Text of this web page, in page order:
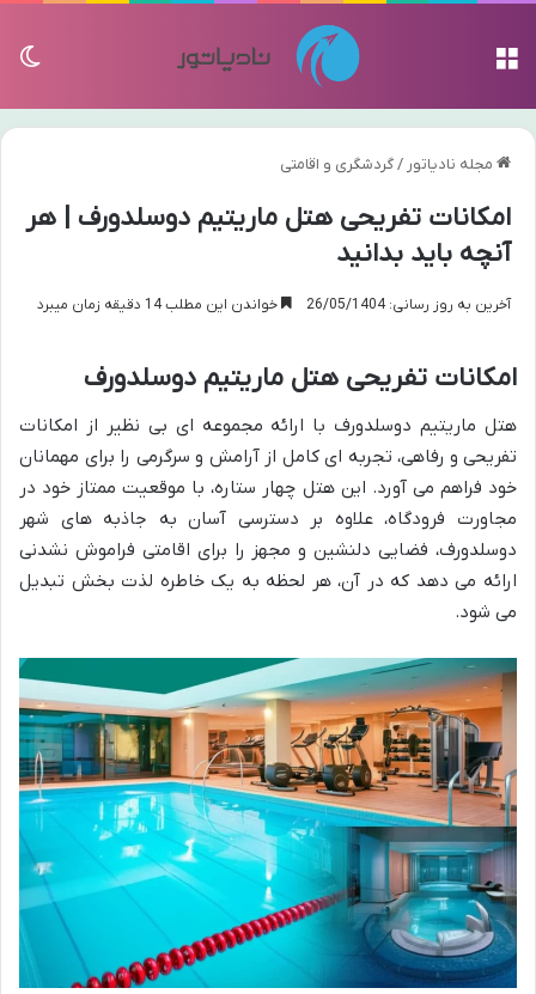
مجله نادیاتور /گردشگری و اقامتی
امکانات تفریحی هتل ماریتیم دوسلدورف | هر
آنچه باید بدانید
آخرین به روز رسانی: 26/05/1404 خواندن این مطلب 14 دقیقه زمان میبرد
امکانات تفریحی هتل ماریتیم دوسلدورف
هتل ماریتیم دوسلدورف با ارائه مجموعه ای بی نظیر از امکانات
تفریحی و رفاهی، تجربه ای کامل از آرامش و سرگرمی را برای مهمانان
خود فراهم می آورد. این هتل چهار ستاره، با موقعیت ممتاز خود در
مجاورت فرودگاه، علاوه بر دسترسی آسان به جاذبه های شهر
دوسلدورف، فضایی دلنشین و مجهز را برای اقامتی فراموش نشدنی
ارائه می دهد که در آن، هر لحظه به یک خاطره لذت بخش تبدیل
می شود.